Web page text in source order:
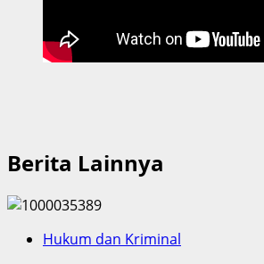
Berita Lainnya
Hukum dan Kriminal